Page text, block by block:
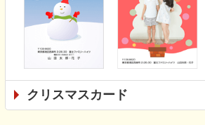
クリスマスカード